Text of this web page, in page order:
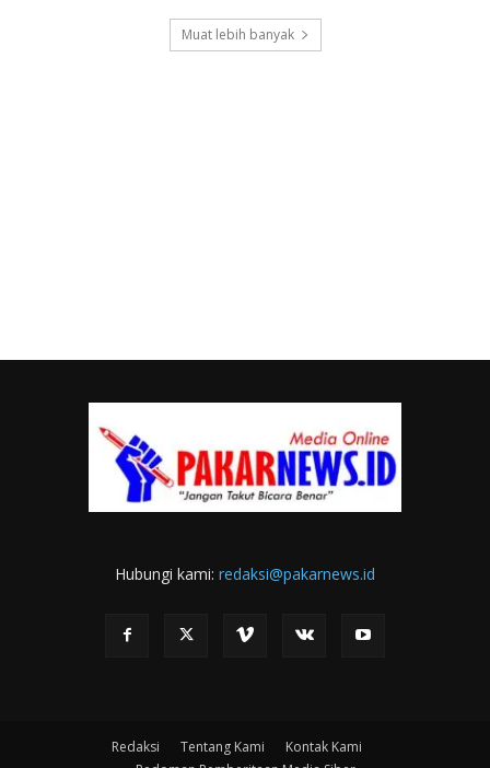
Muat lebih banyak
Hubungi kami: redaksi@pakarnews.id
Redaksi Tentang Kami
Kontak Kami